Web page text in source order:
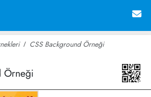
CSS Background Örneği
Örneği